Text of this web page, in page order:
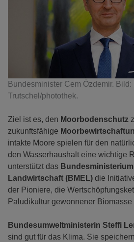
Bundesminister Cem Özdemir.
Trutschel/photothek.
Ziel ist es, den Moorbodenschutz
zukunftsfähige
intakte Moore spielen für den
den Wasserhaushalt eine wichtige
unterstützt das
Landwirtschaft (BMEL) die
der Pioniere, die
Paludikultur gewonnener Biomasse
Bundesumweltministerin Steffi
sind gut für das Klima. Sie